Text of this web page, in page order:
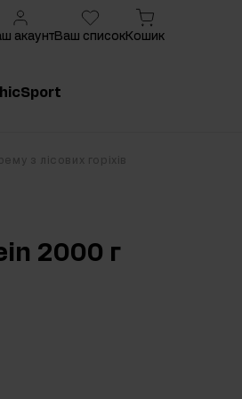
акаунтВаш списокКошик
з лісових горіхів
2000 г